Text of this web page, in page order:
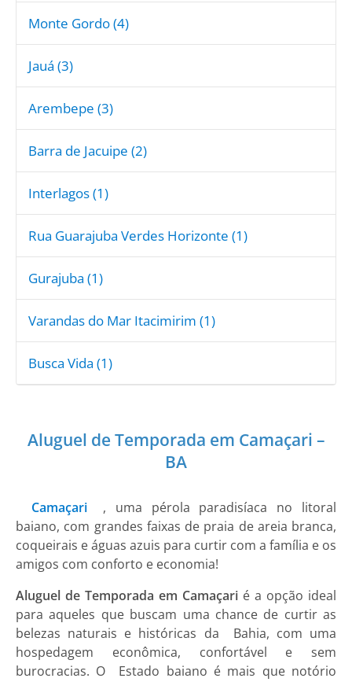
Monte Gordo (4)
Jauá (3)
Arembepe (3)
Barra de Jacuipe (2)
Interlagos (1)
Rua Guarajuba Verdes Horizonte (1)
Gurajuba (1)
Varandas do Mar Itacimirim (1)
Busca Vida (1)
Aluguel de Temporada em Camaçari –
BA
Camaçari
, uma pérola paradisíaca no litoral
baiano, com grandes faixas de praia de areia branca,
coqueirais e águas azuis para curtir com a família e os
amigos com conforto e economia!
Aluguel de Temporada em Camaçari é a opção ideal
para aqueles que buscam uma chance de curtir as
belezas naturais e históricas da Bahia, com uma
hospedagem econômica, confortável e sem
burocracias. O Estado baiano é mais que notório